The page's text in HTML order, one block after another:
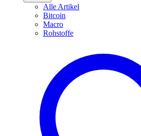
Alle Artikel
Bitcoin
Macro
Rohstoffe